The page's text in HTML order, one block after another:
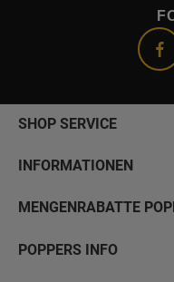
SHOP SERVICE
INFORMATIONEN
MENGENRABATTE
POPPERS INFO